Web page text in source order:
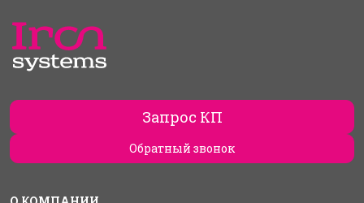
Запрос КП
Обратный звонок